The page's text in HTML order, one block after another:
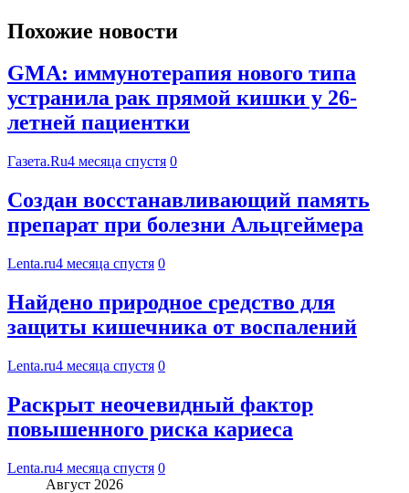
Похожие новости
GMA: иммунотерапия нового типа
устранила рак прямой кишки у 26-
летней пациентки
Газета.Ru4 месяца спустя 0
Создан восстанавливающий память
препарат при болезни Альцгеймера
Lenta.ru4 месяца спустя 0
Найдено природное средство для
защиты кишечника от воспалений
Lenta.ru4 месяца спустя 0
Раскрыт неочевидный фактор
повышенного риска кариеса
Lenta.ru4 месяца спустя 0
Август 2026